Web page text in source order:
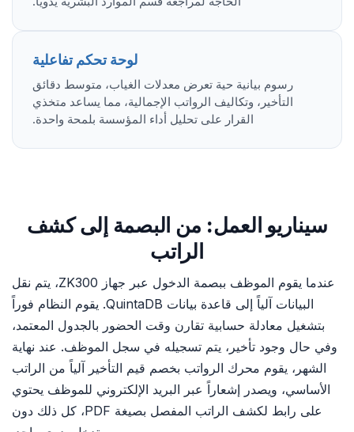
لوحة تحكم تفاعلية
رسوم بيانية حية تعرض معدلات الغياب، متوسط دقائق
التأخير، وتكاليف الرواتب الإجمالية، مما يساعد متخذي
القرار على تحليل أداء المؤسسة بلمحة واحدة.
سيناريو العمل: من البصمة إلى كشف
الراتب
عندما يقوم الموظف ببصمة الدخول عبر جهاز ZK300، يتم نقل
البيانات آلياً إلى قاعدة بيانات QuintaDB. يقوم النظام فوراً
بتشغيل معادلة حسابية تقارن وقت الحضور بالجدول المعتمد،
وفي حال وجود تأخير، يتم تسجيله في سجل الموظف. عند نهاية
الشهر، يقوم محرك الرواتب بخصم قيم التأخير آلياً من الراتب
الأساسي، ويصدر إشعاراً عبر البريد الإلكتروني للموظف يحتوي
على رابط لكشف الراتب المفصل بصيغة PDF، كل ذلك دون